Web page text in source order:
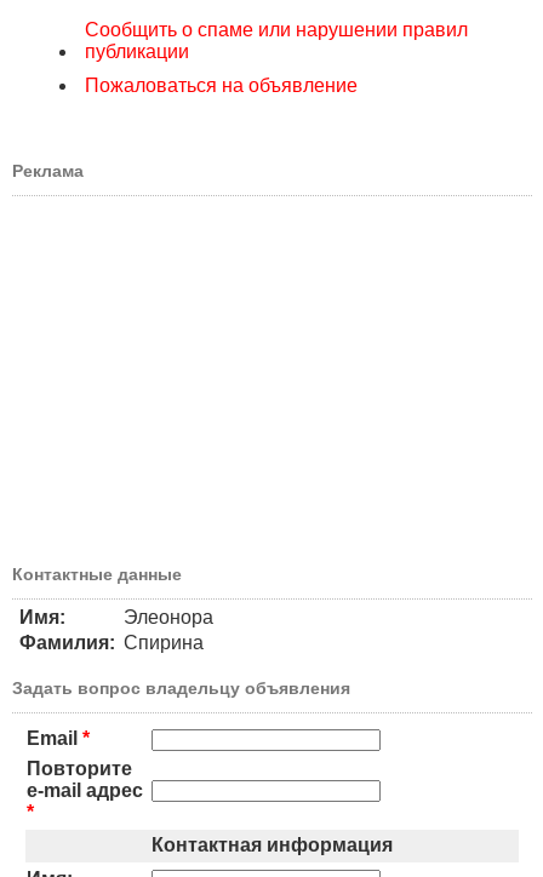
Сообщить о спаме или нарушении правил
публикации
Пожаловаться на объявление
Реклама
Контактные данные
Имя:
Элеонора
Фамилия: Спирина
Задать вопрос владельцу объявления
Email *
Повторите
e-mail адрес
*
Контактная информация